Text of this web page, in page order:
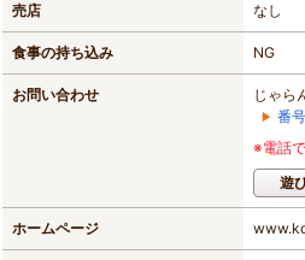
売店 なし
食事の持ち込み NG
お問い合わせ
じゃら
番
※電話
遊
ホームページ